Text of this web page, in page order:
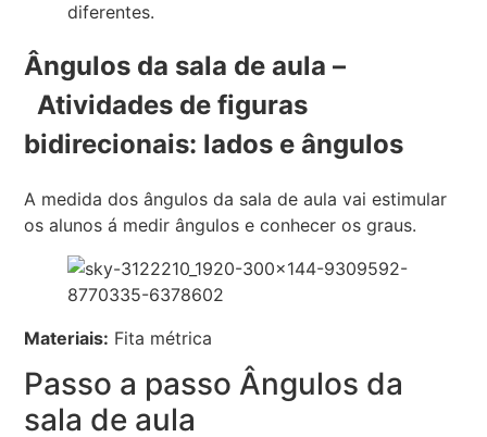
diferentes.
Ângulos da sala de aula –
Atividades de figuras
bidirecionais: lados e ângulos
A medida dos ângulos da sala de aula vai estimular
os alunos á medir ângulos e conhecer os graus.
Materiais: Fita métrica
Passo a passo Ângulos da
sala de aula